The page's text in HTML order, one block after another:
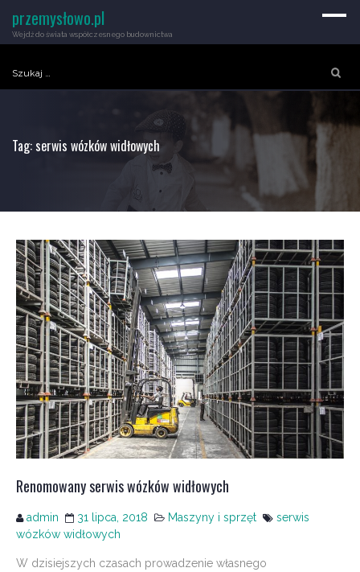
Szukaj:
przemysłowo.pl
Wejdź do świata współczesnego budownictwa
Tag:serwis wózków widłowych
Renomowany serwis wózków widłowych
admin 31 lipca, 2018 Maszyny i sprzęt
serwis
wózków widłowych
W dzisiejszych czasach prowadzenie własnego